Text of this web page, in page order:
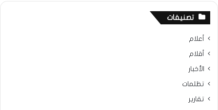
تصنيفات
أعلام
أقلام
الأخبار
تظلمات
تقارير